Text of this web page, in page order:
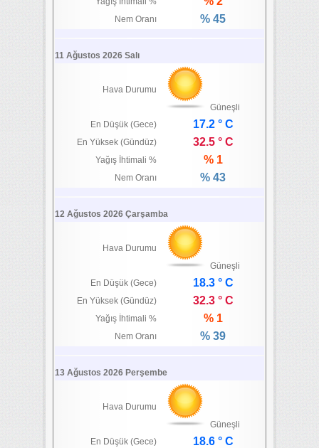
Nem Oranı % 45
11 Ağustos 2026 Salı
Hava Durumu
Güneşli
En Düşük (Gece)
17.2 ° C
En Yüksek (Gündüz) 32.5 ° C
Yağış İhtimali % % 1
Nem Oranı % 43
12 Ağustos 2026 Çarşamba
Hava Durumu
Güneşli
En Düşük (Gece)
18.3 ° C
En Yüksek (Gündüz) 32.3 ° C
Yağış İhtimali % % 1
Nem Oranı % 39
13 Ağustos 2026 Perşembe
Hava Durumu
Güneşli
En Düşük (Gece)
18.6 ° C